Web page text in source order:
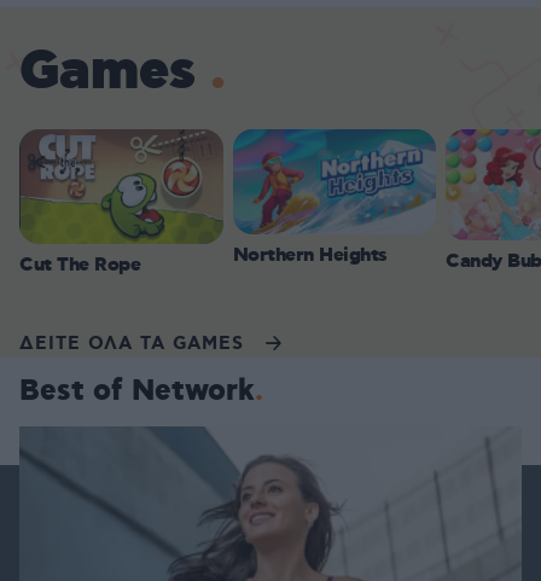
Games
Cut The Rope Northern Heights Candy
ΔΕΙΤΕ ΟΛΑ ΤΑ GAMES
Best of Network